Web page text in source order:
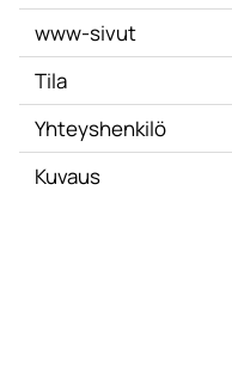
www-sivut
Tila
Yhteyshenkilö
Kuvaus